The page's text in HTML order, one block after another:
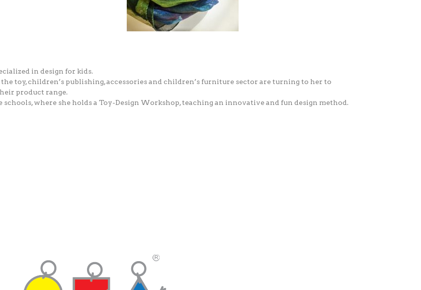
in design for kids.
toy, children’s publishing, accessories and children’s furniture sector are turning to her to
product range.
schools, where she holds a Toy-Design Workshop, teaching an innovative and fun design method.